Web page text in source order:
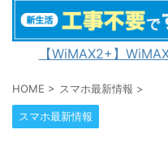
【WiMAX2+】
HOME > スマホ最新情報 >
スマホ最新情報